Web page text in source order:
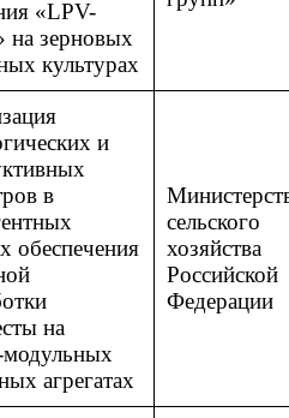
«LPV-
на зерновых
культурах
и
в
обеспечения
на
агрегатах
сельского
хозяйства
Российской
Федерации